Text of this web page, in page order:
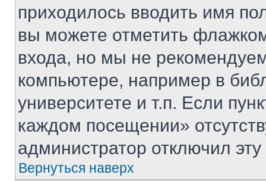
приходилось вводить имя
вы можете отметить
входа, но мы не
компьютере, например в
университете и т.п. Если
каждом посещении»
администратор отключил
Вернуться наверх